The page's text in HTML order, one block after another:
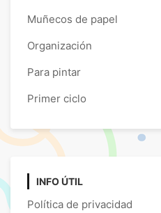
Muñecos de papel
Organización
Para pintar
Primer ciclo
INFO ÚTIL
Política de privacidad